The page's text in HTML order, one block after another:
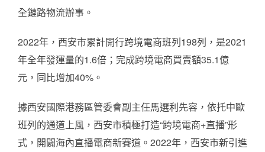
全鏈路物流辦事。
2022年，西安市累計開行跨境電商班列198列，是2021
年全年發運量的1.6倍；完成跨境電商買賣額35.1億
元，同比增加40%。
據西安國際港務區管委會副主任馬選利先容，依托中歐
班列的通道上風，西安市積極打造“跨境電商+直播”形
式，開闢海內直播電商新賽道。2022年，西安市新引進